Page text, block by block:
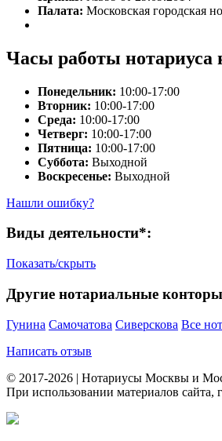
Палата: Московская городская
Часы работы нотариуса
Понедельник: 10:00-17:00
Вторник: 10:00-17:00
Среда: 10:00-17:00
Четверг: 10:00-17:00
Пятница: 10:00-17:00
Суббота: Выходной
Воскресенье: Выходной
Нашли ошибку?
Виды деятельности*:
Показать/скрыть
Другие нотариальные
Гунина Самочатова Сиверскова Все
Написать отзыв
© 2017-2026 | Нотариусы Москвы и
При использовании материалов сайта,